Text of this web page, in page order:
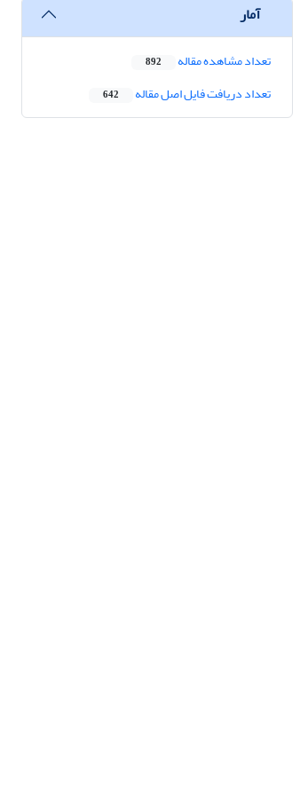
آمار
تعداد مشاهده مقاله 892
تعداد دریافت فایل اصل مقاله 642